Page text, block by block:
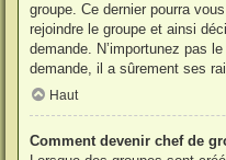
groupe. Ce dernier pourra
rejoindre le groupe et ainsi
demande. N’importunez pas
demande, il a sûrement ses
Haut
Comment devenir chef de